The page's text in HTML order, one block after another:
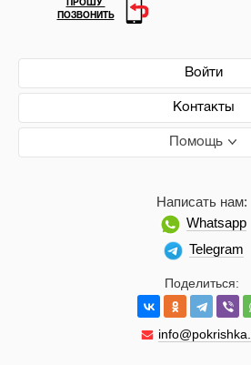
Войти
Контакты
Помощь
Поделиться:
Написать нам:
Whatsapp
Telegram
ПРОШУ
ПОЗВОНИТЬ